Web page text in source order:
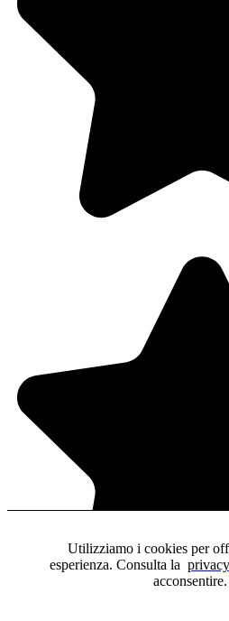
Utilizziamo i cookies per
esperienza. Consulta la
acconsentire.